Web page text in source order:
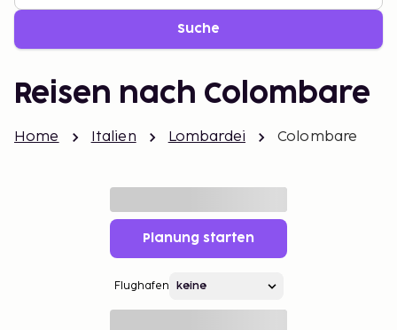
Suche
Reisen nach Colombare
Home Italien Lombardei Colombare
Planung starten
Flughafen